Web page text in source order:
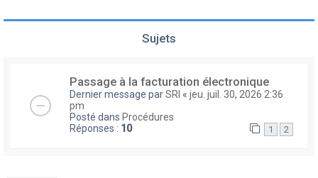
e
Sujets
Passage à la facturation électronique
Dernier message parSRI « jeu. juil. 30, 2026 2:36
pm
Posté dans Procédures
Réponses : 10 1 2